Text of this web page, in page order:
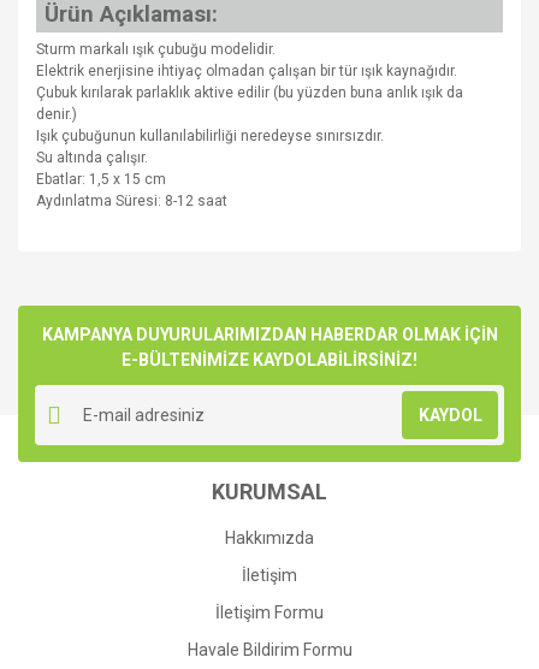
Ürün Açıklaması:
Sturm markalı ışık çubuğu modelidir.
Elektrik enerjisine ihtiyaç olmadan çalışan bir tür ışık kaynağıdır.
Çubuk kırılarak parlaklık aktive edilir (bu yüzden buna anlık ışık da
denir.)
Işık çubuğunun kullanılabilirliği neredeyse sınırsızdır.
Su altında çalışır.
Ebatlar: 1,5 x 15 cm
Aydınlatma Süresi: 8-12 saat
Yorum Yaz
kullanarak tarafımıza iletebilirsiniz.
Görüş ve önerileriniz için teşekkür ederiz.
Ürün resmi kalitesiz, bozuk veya görüntülenemiyor.
Ürün açıklamasında eksik bilgiler bulunuyor.
Ürün bilgilerinde hatalar bulunuyor.
Ürün fiyatı diğer sitelerden daha pahalı.
KAMPANYA DUYURULARIMIZDAN HABERDAR OLMAK İÇİN
E-BÜLTENİMİZE KAYDOLABİLİRSİNİZ!
KAYDOL
KURUMSAL
Hakkımızda
İletişim
İletişim Formu
Havale Bildirim Formu